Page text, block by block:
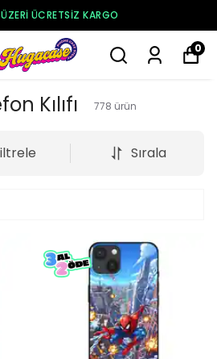
ÜCRETSIZ KARGO
0
Kılıfı 778 ürün
Sırala